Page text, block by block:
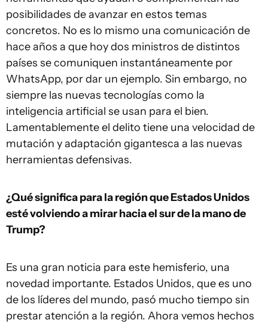
posibilidades de avanzar en estos temas
concretos. No es lo mismo una comunicación de
hace años a que hoy dos ministros de distintos
países se comuniquen instantáneamente por
WhatsApp, por dar un ejemplo. Sin embargo, no
siempre las nuevas tecnologías como la
inteligencia artificial se usan para el bien.
Lamentablemente el delito tiene una velocidad de
mutación y adaptación gigantesca a las nuevas
herramientas defensivas.
¿Qué significa para la región que Estados Unidos
esté volviendo a mirar hacia el sur de la mano de
Trump?
Es una gran noticia para este hemisferio, una
novedad importante. Estados Unidos, que es uno
de los líderes del mundo, pasó mucho tiempo sin
prestar atención a la región. Ahora vemos hechos